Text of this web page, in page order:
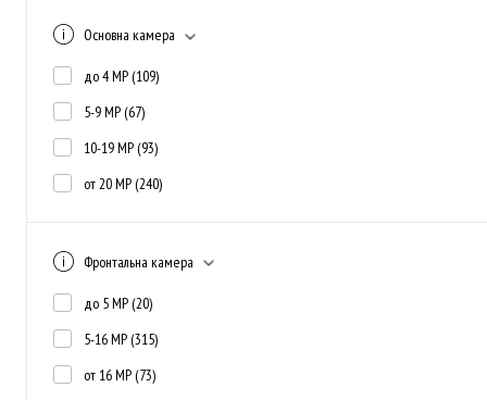
Основна камера
до 4 MP (109)
5-9 MP (67)
10-19 MP (93)
от 20 MP (240)
Фронтальна камера
до 5 MP (20)
5-16 MP (315)
от 16 MP (73)